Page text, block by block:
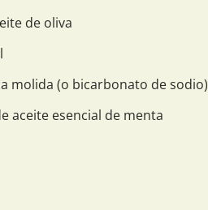
de oliva
molida (o bicarbonato de sodio)
aceite esencial de menta